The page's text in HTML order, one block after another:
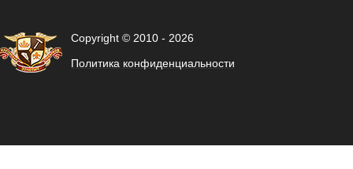
Copyright © 2010 - 2026
Политика конфиденциальности